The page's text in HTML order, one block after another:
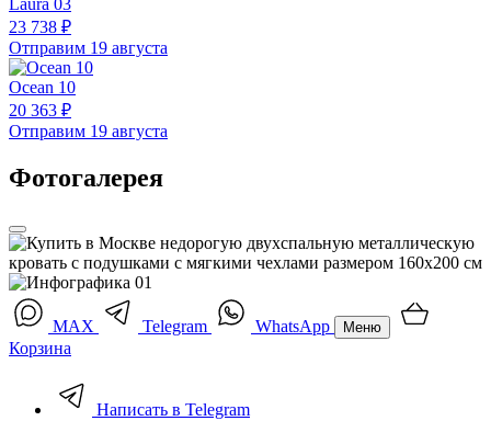
23 738 ₽
Отправим 19 августа
Ocean 10
20 363 ₽
Отправим 19 августа
Фотогалерея
MAX Telegram WhatsApp Меню
Корзина
Написать в Telegram